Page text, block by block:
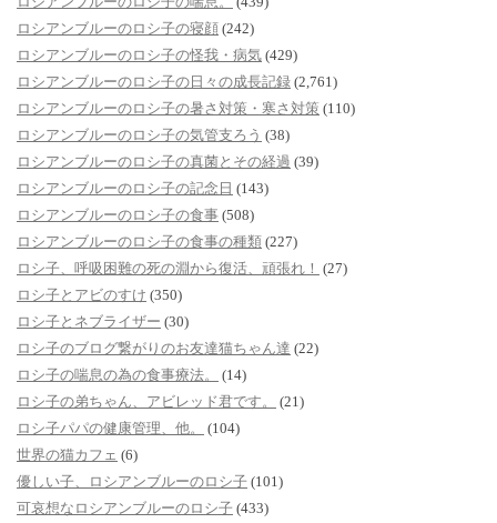
ロシアンブルーのロシ子の寝顔 (242)
ロシアンブルーのロシ子の怪我・病気 (429)
ロシアンブルーのロシ子の日々の成長記録 (2,761)
ロシアンブルーのロシ子の暑さ対策・寒さ対策 (110)
ロシアンブルーのロシ子の気管支ろう (38)
ロシアンブルーのロシ子の真菌とその経過 (39)
ロシアンブルーのロシ子の記念日 (143)
ロシアンブルーのロシ子の食事 (508)
ロシアンブルーのロシ子の食事の種類 (227)
ロシ子、呼吸困難の死の淵から復活、頑張れ！ (27)
ロシ子とアビのすけ (350)
ロシ子とネブライザー (30)
ロシ子のブログ繋がりのお友達猫ちゃん達 (22)
ロシ子の喘息の為の食事療法。
(14)
ロシ子の弟ちゃん、アビレッド君です。
(21)
ロシ子パパの健康管理、他。
(104)
世界の猫カフェ (6)
優しい子、ロシアンブルーのロシ子 (101)
可哀想なロシアンブルーのロシ子 (433)